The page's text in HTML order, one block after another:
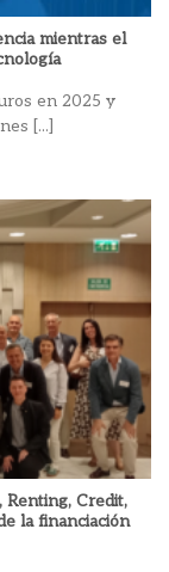
mientras el
en 2025 y
[...]
Renting, Credit,
la financiación